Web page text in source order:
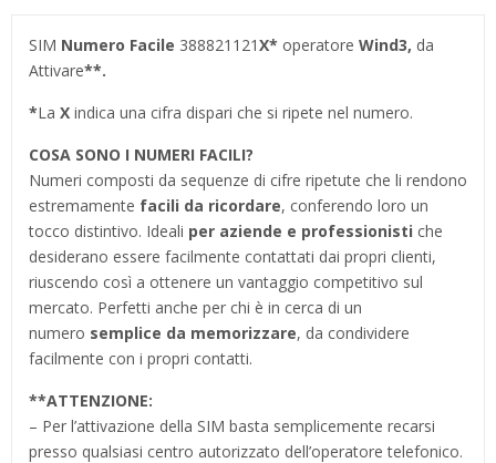
SIM Numero Facile 388821121X* operatore Wind3, da
Attivare**.
*La X indica una cifra dispari che si ripete nel numero.
COSA SONO I NUMERI FACILI?
Numeri composti da sequenze di cifre ripetute che li rendono
estremamente facili da ricordare, conferendo loro un
tocco distintivo. Ideali per aziende e professionisti che
desiderano essere facilmente contattati dai propri clienti,
riuscendo così a ottenere un vantaggio competitivo sul
mercato. Perfetti anche per chi è in cerca di un
numero semplice da memorizzare, da condividere
facilmente con i propri contatti.
**ATTENZIONE:
– Per l’attivazione della SIM basta semplicemente recarsi
presso qualsiasi centro autorizzato dell’operatore telefonico.